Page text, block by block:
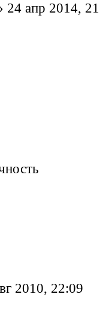
24 апр 2014,
2010, 22:09